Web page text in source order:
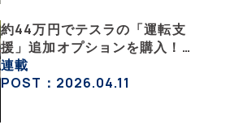
約44万円でテスラの「運転支
援」追加オプションを購入！
果たして価格以上の効果はあっ
たのか？【テスラ沼にはまった
連載
POST：2026.04.11